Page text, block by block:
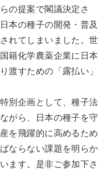
の提案で閣議決定さ
本の種子の開発・普及
れてしまいました。世
籍化学農薬企業に日本
渡すための「露払い」
別企画として、種子法
がら、日本の種子を守
を飛躍的に高めるため
ならない課題を明らか
ます。是非ご参加下さ